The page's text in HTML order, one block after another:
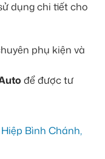
dụng chi tiết cho
để được tư
Bình Chánh,